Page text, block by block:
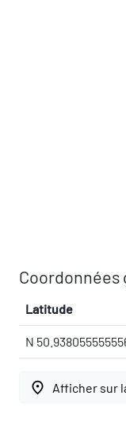
Latitude
N
place Afficher sur